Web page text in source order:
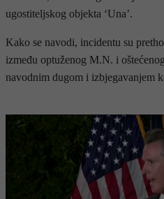
ugostiteljskog objekta ‘Una’.
Kako se navodi, incidentu su
između optuženog M.N. i
navodnim dugom i izbjegavanjem